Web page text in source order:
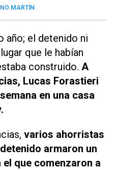
MARTÍN
año; el detenido ni
que le habían
construido. A
Lucas Forastieri
en una casa
varios ahorristas
armaron un
que comenzaron a